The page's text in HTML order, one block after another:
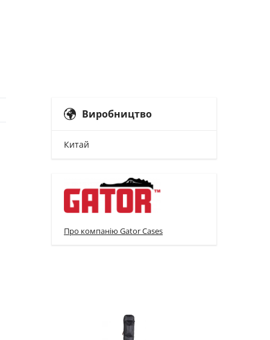
Виробництво
Китай
Про компанію Gator Cases